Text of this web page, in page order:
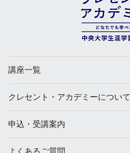
講座一覧
クレセント・アカデミーについて
申込・受講案内